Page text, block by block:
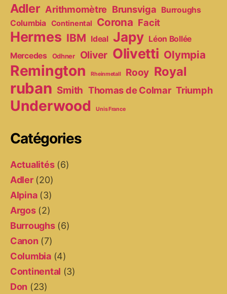
Adler Arithmomètre Brunsviga Burroughs
Columbia Continental Corona Facit
Hermes IBM Ideal Japy Léon Bollée
Mercedes
Odhner Oliver Olivetti Olympia
Remington Rheinmetall Rooy Royal
ruban Smith Thomas de Colmar Triumph
Underwood Unis France
Catégories
Actualités(6)
Adler(20)
Alpina(3)
Argos(2)
Burroughs(6)
Canon (7)
Columbia(4)
Continental (3)
Don (23)